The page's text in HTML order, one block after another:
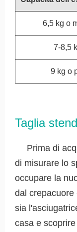
6,5 kg o
7-8,5
9 kg o
Taglia
Prima di
di misurare lo
occupare la
dal crepacuore
sia
casa e